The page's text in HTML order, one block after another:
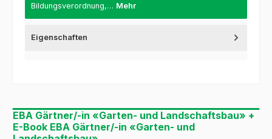
Bildungsverordnung,… Mehr
Eigenschaften
EBA Gärtner/-in «Garten- und Landschaftsbau» +
E-Book EBA Gärtner/-in «Garten- und